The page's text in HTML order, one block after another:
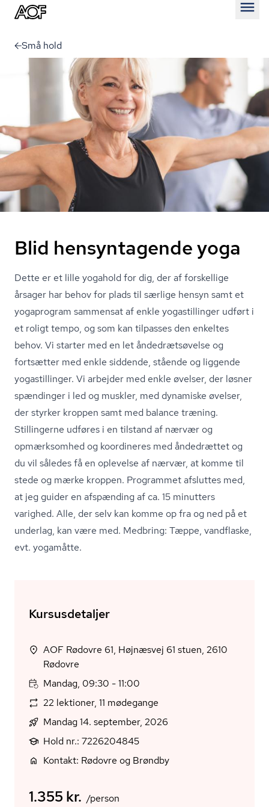
Små hold
Blid hensyntagende yoga
Dette er et lille yogahold for dig, der af forskellige
årsager har behov for plads til særlige hensyn samt et
yogaprogram sammensat af enkle yogastillinger udført i
et roligt tempo, og som kan tilpasses den enkeltes
behov. Vi starter med en let ån­de­drætsø­vel­se og
fortsætter med enkle siddende, stående og liggende
yogastillinger. Vi arbejder med enkle øvelser, der løsner
spændinger i led og muskler, med dynamiske øvelser,
der styrker kroppen samt med balance træning.
Stillingerne udføres i en tilstand af nærvær og
opmærksomhed og koordineres med åndedrættet og
du vil således få en oplevelse af nærvær, at komme til
stede og mærke kroppen. Programmet afsluttes med,
at jeg guider en afspænding af ca. 15 minutters
varighed. Alle, der selv kan komme op fra og ned på et
underlag, kan være med. Medbring: Tæppe, vandflaske,
evt. yogamåtte.
Kursusdetaljer
AOF Rødovre 61, Højnæsvej 61 stuen, 2610
Rødovre
Mandag, 09:30 - 11:00
22 lektioner, 11 mødegange
Mandag 14. september, 2026
Hold nr.: 7226204845
Kontakt: Rødovre og Brøndby
1.355 kr. /person